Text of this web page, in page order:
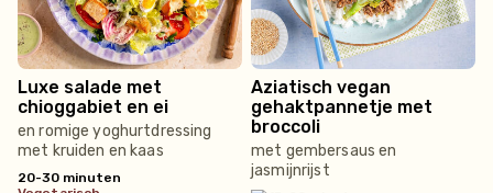
Luxe salade met
chioggabiet en ei
en romige yoghurtdressing
met kruiden en kaas
20-30 minuten
Aziatisch vegan
gehaktpannetje met
broccoli
met gembersaus en
jasmijnrijst